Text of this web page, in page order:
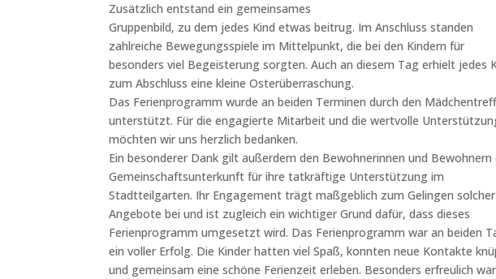
Zusätzlich entstand ein gemeinsames
Gruppenbild, zu dem jedes Kind etwas beitrug. Im Anschluss standen
zahlreiche Bewegungsspiele im Mittelpunkt, die bei den Kindern für
besonders viel Begeisterung sorgten. Auch an diesem Tag erhielt jedes
zum Abschluss eine kleine Osterüberraschung.
Das Ferienprogramm wurde an beiden Terminen durch den
unterstützt. Für die engagierte Mitarbeit und die wertvolle
möchten wir uns herzlich bedanken.
Ein besonderer Dank gilt außerdem den Bewohnerinnen und Bewohnern
Gemeinschaftsunterkunft für ihre tatkräftige Unterstützung im
Stadtteilgarten. Ihr Engagement trägt maßgeblich zum Gelingen solcher
Angebote bei und ist zugleich ein wichtiger Grund dafür, dass dieses
Ferienprogramm umgesetzt wird. Das Ferienprogramm war an beiden
ein voller Erfolg. Die Kinder hatten viel Spaß, konnten neue Kontakte
und gemeinsam eine schöne Ferienzeit erleben. Besonders erfreulich